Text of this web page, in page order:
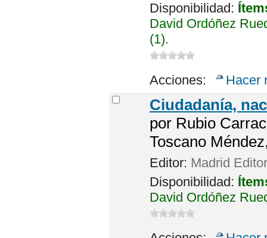
Disponibilidad:
David Ordóñez
(1).
Acciones: Hacer
Ciudadanía,
por Rubio
Toscano
Editor: Madrid
Disponibilidad:
David Ordóñez